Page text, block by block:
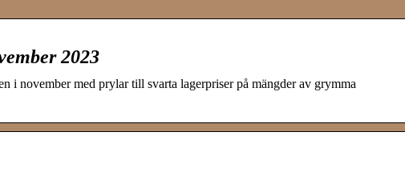
2023
i november med prylar till svarta lagerpriser på mängder av grymma